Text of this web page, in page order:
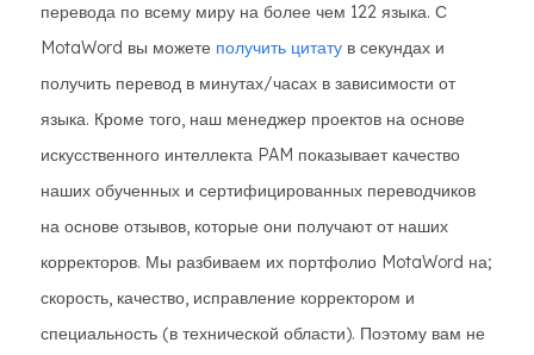
перевода по всему миру на более чем 122 языка. С
MotaWord вы можете получить цитату в секундах и
получить перевод в минутах/часах в зависимости от
языка. Кроме того, наш менеджер проектов на основе
искусственного интеллекта PAM показывает качество
наших обученных и сертифицированных переводчиков
на основе отзывов, которые они получают от наших
корректоров. Мы разбиваем их портфолио MotaWord на;
скорость, качество, исправление корректором и
специальность (в технической области). Поэтому вам не